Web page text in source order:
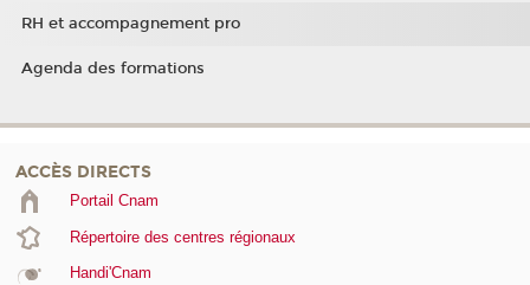
RH et accompagnement pro
Agenda des formations
ACCÈS DIRECTS
Portail Cnam
Répertoire des centres régionaux
Handi'Cnam